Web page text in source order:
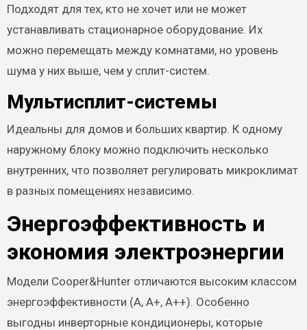
Подходят для тех, кто не хочет или не может
устанавливать стационарное оборудование. Их
можно перемещать между комнатами, но уровень
шума у них выше, чем у сплит-систем.
Мультисплит-системы
Идеальны для домов и больших квартир. К одному
наружному блоку можно подключить несколько
внутренних, что позволяет регулировать микроклимат
в разных помещениях независимо.
Энергоэффективность и
экономия электроэнергии
Модели Cooper&Hunter отличаются высоким классом
энергоэффективности (A, A+, A++). Особенно
выгодны инверторные кондиционеры, которые